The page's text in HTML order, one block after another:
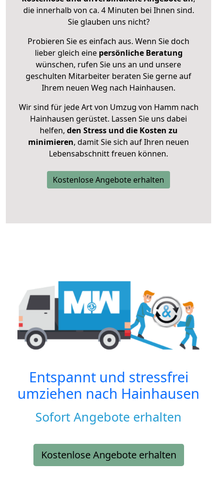
die innerhalb von ca. 4 Minuten bei Ihnen sind.
Sie glauben uns nicht?
Probieren Sie es einfach aus. Wenn Sie doch
lieber gleich eine persönliche Beratung
wünschen, rufen Sie uns an und unsere
geschulten Mitarbeiter beraten Sie gerne auf
Ihrem neuen Weg nach Hainhausen.
Wir sind für jede Art von Umzug von Hamm nach
Hainhausen gerüstet. Lassen Sie uns dabei
helfen, den Stress und die Kosten zu
minimieren, damit Sie sich auf Ihren neuen
Lebensabschnitt freuen können.
Kostenlose Angebote erhalten
Entspannt und stressfrei
umziehen nach Hainhausen
Sofort Angebote erhalten
Kostenlose Angebote erhalten